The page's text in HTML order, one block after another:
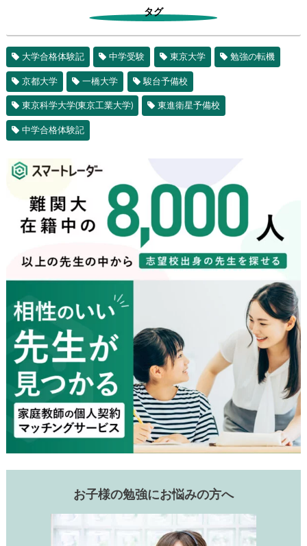
タグ
大学合格体験記 中学受験 東京大学 勉強の転機
京都大学 一橋大学 駿台予備校
東京科学大学(東京工業大学) 東進衛星予備校
中学合格体験記
お子様の勉強にお悩みの方へ